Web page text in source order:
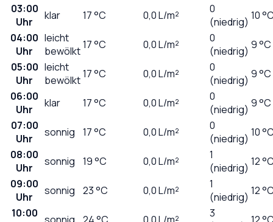
03:00
Uhr
klar 17°C 0,0L/m²
0
(niedrig) 10
04:00
Uhr
leicht
bewölkt17°C 0,0L/m²
0
(niedrig) 9 °C
05:00
Uhr
leicht
bewölkt17°C 0,0L/m²
0
(niedrig) 9 °C
06:00
Uhr
klar 17°C 0,0L/m²
0
(niedrig) 9 °C
07:00
Uhr
sonnig 17°C 0,0L/m²
0
(niedrig) 10
08:00
Uhr
sonnig 19°C 0,0L/m²
1
(niedrig) 12
09:00
Uhr
sonnig 23°C 0,0L/m²
1
(niedrig) 12
10:00
3